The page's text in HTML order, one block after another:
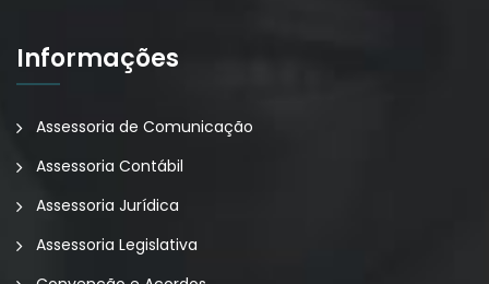
Informações
Assessoria de Comunicação
Assessoria Contábil
Assessoria Jurídica
Assessoria Legislativa